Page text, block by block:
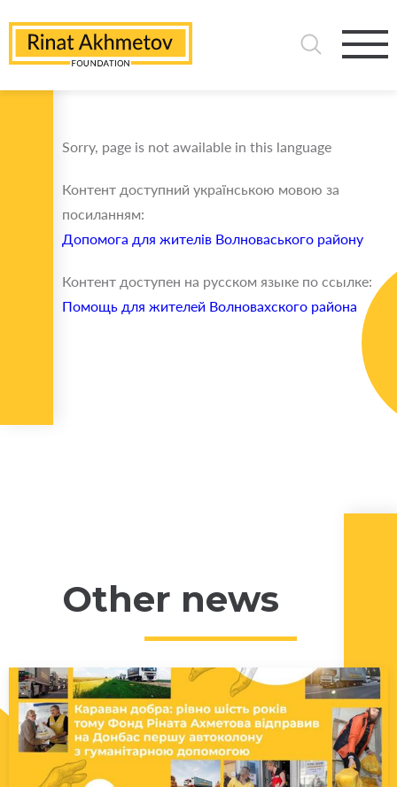
Sorry, page is not awailable in this language
Контент доступний українською мовою за
посиланням:
Допомога для жителів Волноваського району
Контент доступен на русском языке по ссылке:
Помощь для жителей Волновахского района
Other news